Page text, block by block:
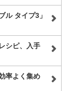
ル タイプ3」
シピ、入手
率よく集め